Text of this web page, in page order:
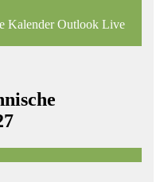
KalenderOutlook Live